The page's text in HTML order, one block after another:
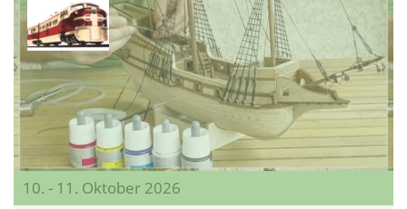
10. - 11. Oktober 2026